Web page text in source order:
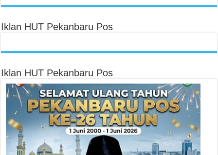
Iklan HUT Pekanbaru Pos
Iklan HUT Pekanbaru Pos